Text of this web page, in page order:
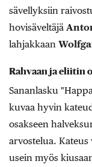
sävellyksiin
hovisäveltäjä
lahjakkaan
Rahvaan ja eliitin
Sananlasku
kuvaa hyvin
osakseen
arvostelua.
usein myös